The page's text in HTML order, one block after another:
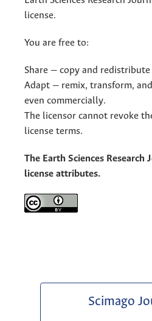
license.
You are free to:
Share — copy and
Adapt — remix, transform,
even commercially.
The licensor cannot revoke
license terms.
The Earth Sciences
license attributes.
Scimago